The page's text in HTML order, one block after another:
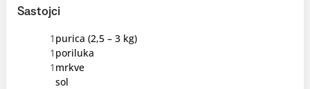
Sastojci
1 purica (2,5 – 3 kg)
1 poriluka
1 mrkve
sol